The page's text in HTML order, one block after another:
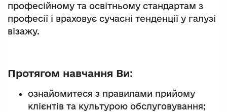
професійному та освітньому стандартам з
професії і враховує сучасні тенденції у галузі
візажу.
Протягом навчання Ви:
ознайомитеся з правилами прийому
клієнтів та культурою обслуговування;